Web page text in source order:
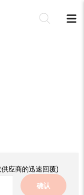
应商的迅速回覆)
确认